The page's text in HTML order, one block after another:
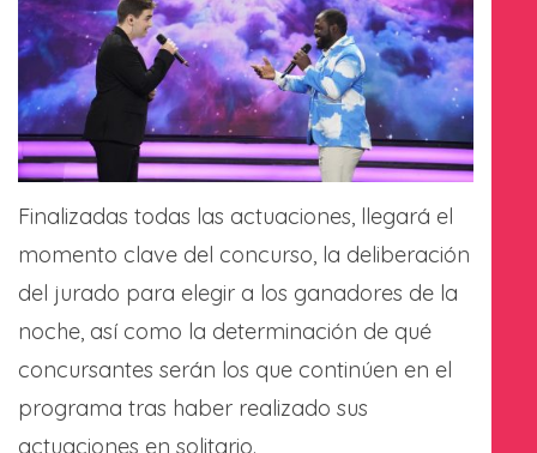
Finalizadas todas las actuaciones, llegará el
momento clave del concurso, la deliberación
del jurado para elegir a los ganadores de la
noche, así como la determinación de qué
concursantes serán los que continúen en el
programa tras haber realizado sus
actuaciones en solitario.